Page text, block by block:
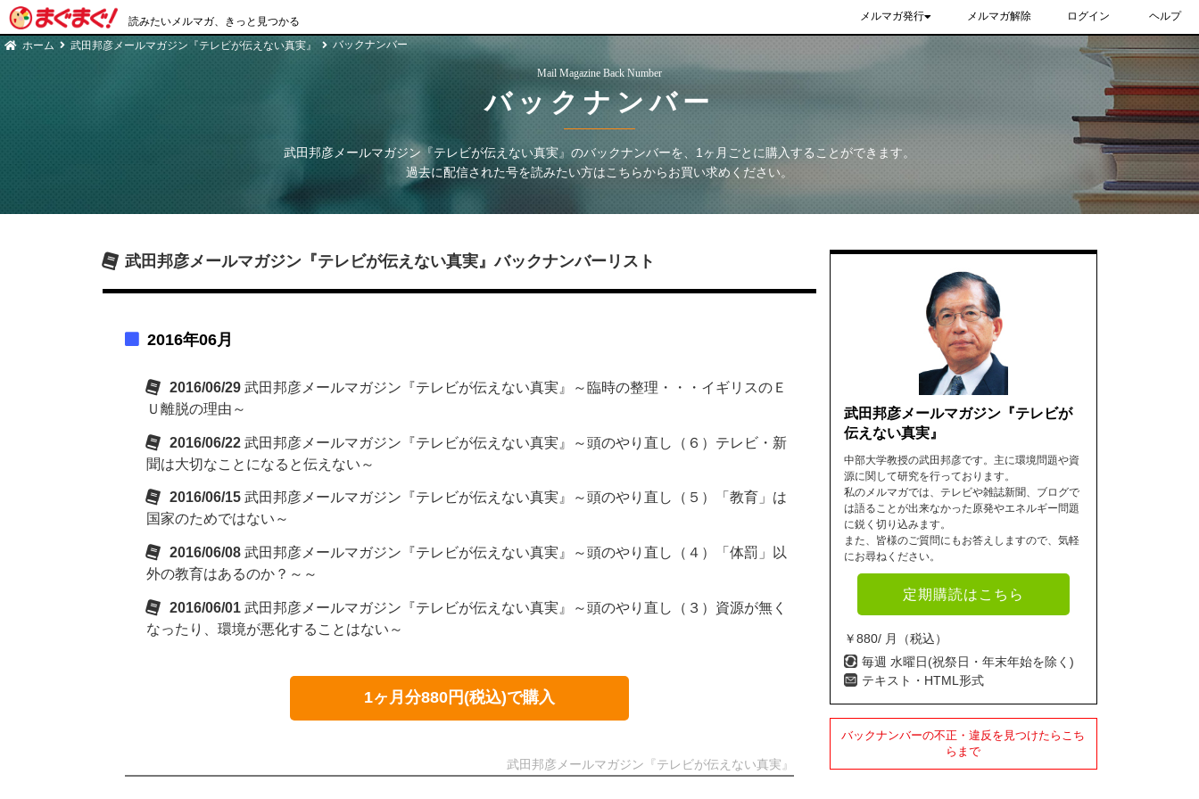
読みたいメルマガ、きっと見つかる メルマガ発行 メルマガ解除 ログイン ヘルプ
ホーム 武田邦彦メールマガジン『テレビが伝えない真実』 バックナンバー
Mail Magazine Back Number
バックナンバー
武田邦彦メールマガジン『テレビが伝えない真実』 のバックナンバーを、1ヶ月ごとに購入することができます。
過去に配信された号を読みたい方はこちらからお買い求めください。
武田邦彦メールマガジン『テレビが伝えない真実』バックナンバーリスト
2016年06月
2016/06/29 武田邦彦メールマガジン『テレビが伝えない真実』～臨時の整理・・・イギリスのＥ
Ｕ離脱の理由～
2016/06/22 武田邦彦メールマガジン『テレビが伝えない真実』～頭のやり直し（６）テレビ・新
聞は大切なことになると伝えない～
2016/06/15 武田邦彦メールマガジン『テレビが伝えない真実』～頭のやり直し（５）「教育」は
国家のためではない～
2016/06/08 武田邦彦メールマガジン『テレビが伝えない真実』～頭のやり直し（４）「体罰」以
外の教育はあるのか？～～
2016/06/01 武田邦彦メールマガジン『テレビが伝えない真実』～頭のやり直し（３）資源が無く
なったり、環境が悪化することはない～
1ヶ月分880円(税込)で購入
武田邦彦メールマガジン『テレビが伝えない真実』
武田邦彦メールマガジン『テレビが
伝えない真実』
中部大学教授の武田邦彦です。主に環境問題や資
源に関して研究を行っております。
私のメルマガでは、テレビや雑誌新聞、ブログで
は語ることが出来なかった原発やエネルギー問題
に鋭く切り込みます。
また、皆様のご質問にもお答えしますので、気軽
にお尋ねください。
定期購読はこちら
￥880/ 月（税込）
毎週 水曜日(祝祭日・年末年始を除く)
テキスト・HTML形式
バックナンバーの不正・違反を見つけたらこち
らまで